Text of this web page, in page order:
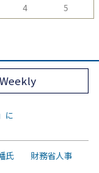
4 5
Weekly
に
幡氏 財務省人事